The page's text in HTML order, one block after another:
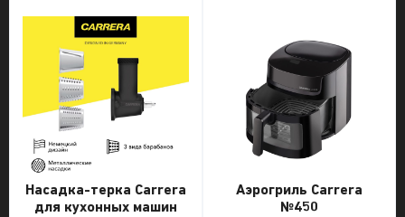
Насадка-терка Carrera
для кухонных машин
Аэрогриль Carrera
№450